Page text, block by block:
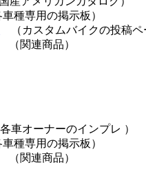
種専用の掲示板）
（カスタムバイクの投稿ペ
（関連商品）
車オーナーのインプレ ）
種専用の掲示板）
（関連商品）